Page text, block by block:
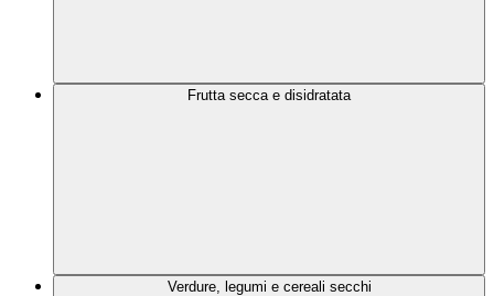
Frutta secca e disidratata
Verdure, legumi e cereali secchi